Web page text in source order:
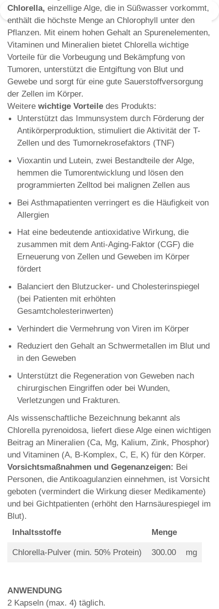
Chlorella, einzellige Alge, die in Süßwasser vorkommt,
enthält die höchste Menge an Chlorophyll unter den
Pflanzen. Mit einem hohen Gehalt an Spurenelementen,
Vitaminen und Mineralien bietet Chlorella wichtige
Vorteile für die Vorbeugung und Bekämpfung von
Tumoren, unterstützt die Entgiftung von Blut und
Gewebe und sorgt für eine gute Sauerstoffversorgung
der Zellen im Körper.
Weitere wichtige Vorteile des Produkts:
Unterstützt das Immunsystem durch Förderung der
Antikörperproduktion, stimuliert die Aktivität der T-
Zellen und des Tumornekrosefaktors (TNF)
Vioxantin und Lutein, zwei Bestandteile der Alge,
hemmen die Tumorentwicklung und lösen den
programmierten Zelltod bei malignen Zellen aus
Bei Asthmapatienten verringert es die Häufigkeit von
Allergien
Hat eine bedeutende antioxidative Wirkung, die
zusammen mit dem Anti-Aging-Faktor (CGF) die
Erneuerung von Zellen und Geweben im Körper
fördert
Balanciert den Blutzucker- und Cholesterinspiegel
(bei Patienten mit erhöhten
Gesamtcholesterinwerten)
Verhindert die Vermehrung von Viren im Körper
Reduziert den Gehalt an Schwermetallen im Blut und
in den Geweben
Unterstützt die Regeneration von Geweben nach
chirurgischen Eingriffen oder bei Wunden,
Verletzungen und Frakturen.
Als wissenschaftliche Bezeichnung bekannt als
Chlorella pyrenoidosa, liefert diese Alge einen wichtigen
Beitrag an Mineralien (Ca, Mg, Kalium, Zink, Phosphor)
und Vitaminen (A, B-Komplex, C, E, K) für den Körper.
Vorsichtsmaßnahmen und Gegenanzeigen: Bei
Personen, die Antikoagulanzien einnehmen, ist Vorsicht
geboten (vermindert die Wirkung dieser Medikamente)
und bei Gichtpatienten (erhöht den Harnsäurespiegel im
Blut).
Inhaltsstoffe
Menge
Chlorella-Pulver (min. 50% Protein) 300.00 mg
ANWENDUNG
2 Kapseln (max. 4) täglich.